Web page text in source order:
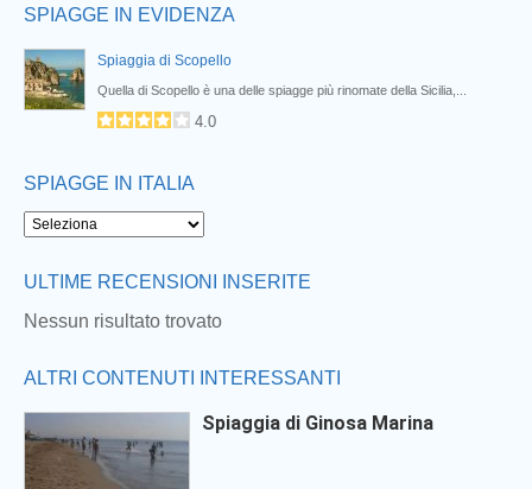
SPIAGGE IN EVIDENZA
Spiaggia di Scopello
Quella di Scopello è una delle spiagge più rinomate della Sicilia,...
4.0
SPIAGGE IN ITALIA
ULTIME RECENSIONI INSERITE
Nessun risultato trovato
ALTRI CONTENUTI INTERESSANTI
Spiaggia di Ginosa Marina